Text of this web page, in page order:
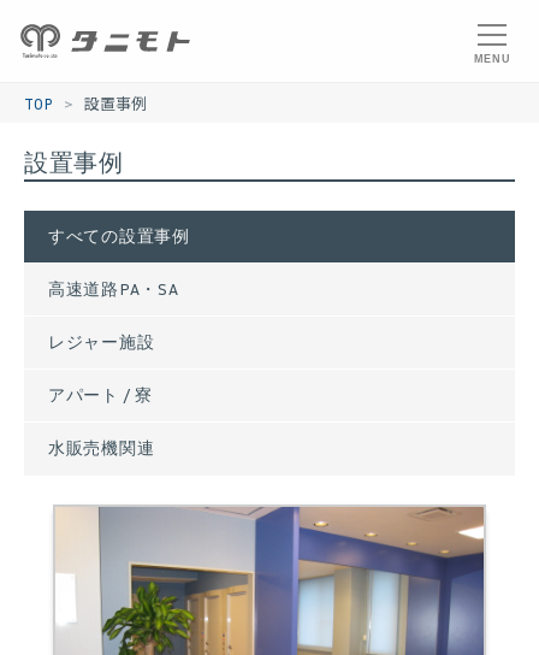
MENU
TOP > 設置事例
設置事例
すべての設置事例
高速道路PA・SA
レジャー施設
アパート / 寮
水販売機関連